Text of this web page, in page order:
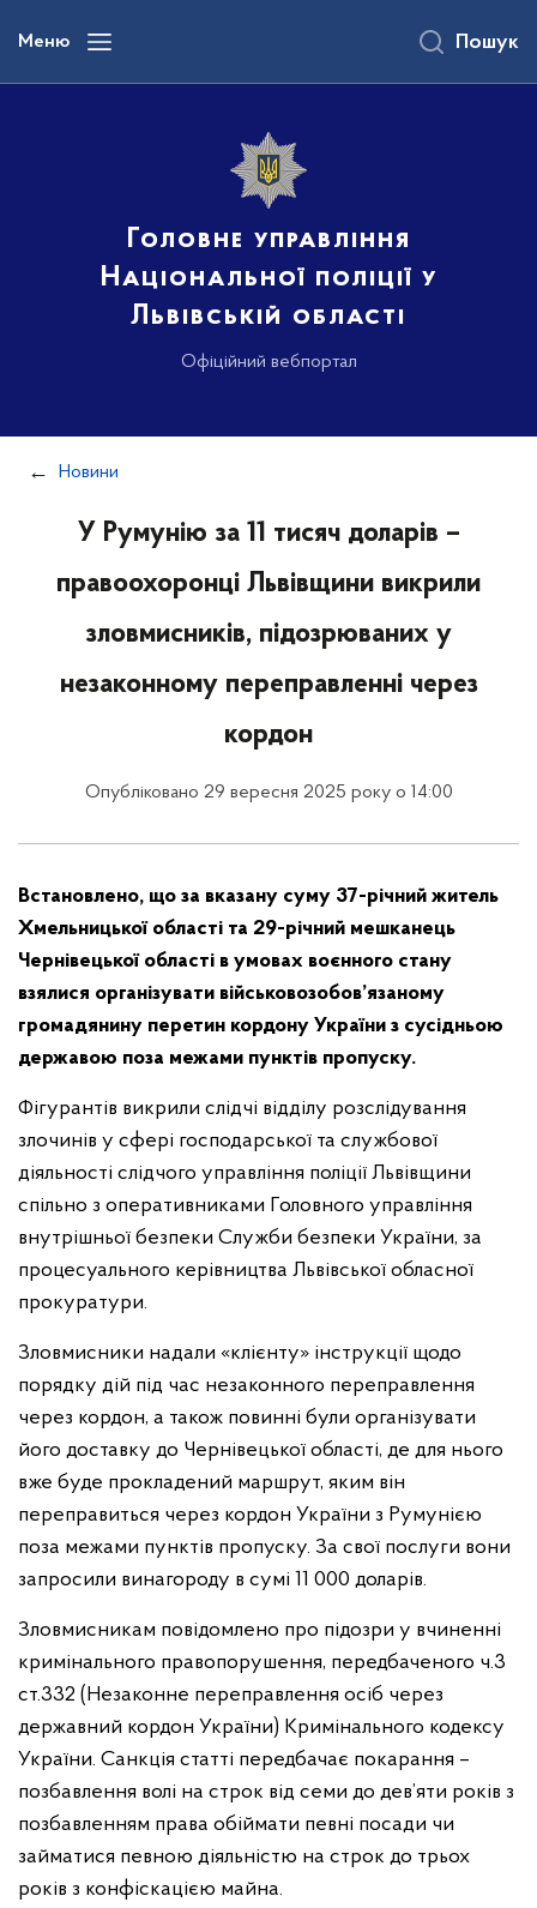
вмісту
Меню
Головне управління
Національної поліції у
Львівській області
Офіційний вебпортал
Пошук
Новини
У Румунію за 11 тисяч доларів –
правоохоронці Львівщини викрили
зловмисників, підозрюваних у
незаконному переправленні через
кордон
Опубліковано 29 вересня 2025 року о 14:00
Встановлено, що за вказану суму 37-річний житель
Хмельницької області та 29-річний мешканець
Чернівецької області в умовах воєнного стану
взялися організувати військовозобов’язаному
громадянину перетин кордону України з сусідньою
державою поза межами пунктів пропуску.
Фігурантів викрили слідчі відділу розслідування
злочинів у сфері господарської та службової
діяльності слідчого управління поліції Львівщини
спільно з оперативниками Головного управління
внутрішньої безпеки Служби безпеки України, за
процесуального керівництва Львівської обласної
прокуратури.
Зловмисники надали «клієнту» інструкції щодо
порядку дій під час незаконного переправлення
через кордон, а також повинні були організувати
його доставку до Чернівецької області, де для нього
вже буде прокладений маршрут, яким він
переправиться через кордон України з Румунією
поза межами пунктів пропуску. За свої послуги вони
запросили винагороду в сумі 11 000 доларів.
Зловмисникам повідомлено про підозри у вчиненні
кримінального правопорушення, передбаченого ч.3
ст.332 (Незаконне переправлення осіб через
державний кордон України) Кримінального кодексу
України. Санкція статті передбачає покарання –
позбавлення волі на строк від семи до дев’яти років з
позбавленням права обіймати певні посади чи
займатися певною діяльністю на строк до трьох
років з конфіскацією майна.